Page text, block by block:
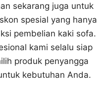
sekarang juga untuk
spesial yang hanya
pembelian kaki sofa.
kami selalu siap
produk penyangga
kebutuhan Anda.